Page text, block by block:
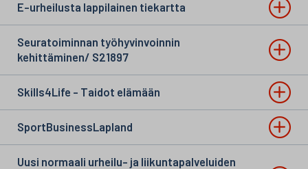
E-urheilusta lappilainen tiekartta
Seuratoiminnan työhyvinvoinnin
kehittäminen/ S21897
Skills4Life - Taidot elämään
SportBusinessLapland
Uusi normaali urheilu- ja liikuntapalveluiden